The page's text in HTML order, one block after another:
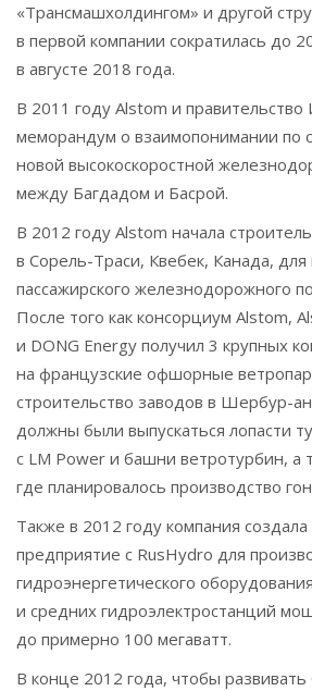
«Трансмашхолдингом» и другой
в первой компании сократилась до
в августе 2018 года.
В 2011 году Alstom и правительство
меморандум о взаимопонимании по
новой высокоскоростной
между Багдадом и Басрой.
В 2012 году Alstom начала
в Сорель-Траси, Квебек, Канада, для
пассажирского железнодорожного
После того как консорциум Alstom,
и DONG Energy получил 3 крупных
на французские офшорные
строительство заводов в Шербур-
должны были выпускаться лопасти
с LM Power и башни ветротурбин, а
где планировалось производство
Также в 2012 году компания
предприятие с RusHydro для
гидроэнергетического
и средних гидроэлектростанций
до примерно 100 мегаватт.
В конце 2012 года, чтобы развивать